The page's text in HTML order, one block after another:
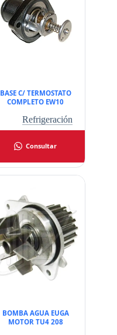
BASE C/ TERMOSTATO
COMPLETO EW10
Refrigeración
Consultar
BOMBA AGUA EUGA
MOTOR TU4 208